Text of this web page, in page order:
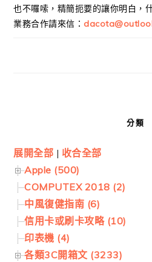
也不囉嗦，精簡扼要的讓你明白，
業務合作請來信：
分類
展開全部 | 收合全部
Apple (500)
COMPUTEX 2018 (2)
中風復健指南 (6)
信用卡或刷卡攻略 (10)
印表機 (4)
各類3C開箱文 (3233)